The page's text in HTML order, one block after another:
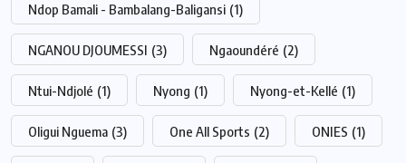
Ndop Bamali - Bambalang-Baligansi (1)
NGANOU DJOUMESSI (3) Ngaoundéré (2)
Ntui-Ndjolé (1) Nyong (1) Nyong-et-Kellé (1)
Oligui Nguema (3) One All Sports (2) ONIES (1)